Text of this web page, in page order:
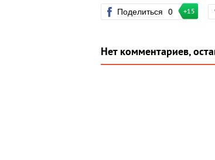
Поделиться 0 +15
Нет комментариев,